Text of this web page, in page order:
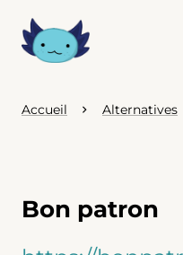
Accueil Alternatives
Bon patron